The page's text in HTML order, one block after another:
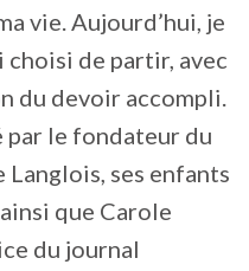
vie. Aujourd’hui, je
choisi de partir, avec
du devoir accompli.
par le fondateur du
Langlois, ses enfants
que Carole
du journal